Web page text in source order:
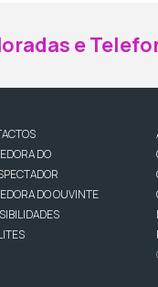
e
DO
DO OUVINTE